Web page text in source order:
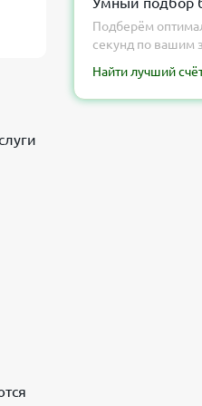
Подберём
секунд по вашим
Найти лучший